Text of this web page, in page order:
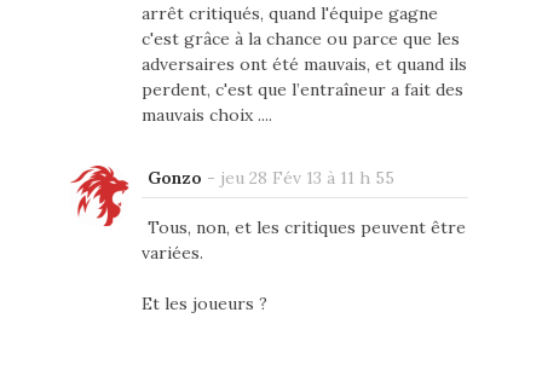
arrêt critiqués, quand l'équipe gagne
c'est grâce à la chance ou parce que les
adversaires ont été mauvais, et quand ils
perdent, c'est que l’entraîneur a fait des
mauvais choix ....
Gonzo - jeu 28 Fév 13 à 11 h 55
Tous, non, et les critiques peuvent être
variées.
Et les joueurs ?